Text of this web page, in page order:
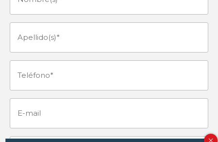
Apellido(s)
Teléfono (Obligatorio)